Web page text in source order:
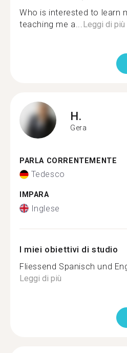
Who is interested to learn
teaching me a... Leggi di più
H.
Gera
PARLA CORRENTEMENTE
Tedesco
IMPARA
Inglese
I miei obiettivi di studio
Fliessend Spanisch und
Leggi di più